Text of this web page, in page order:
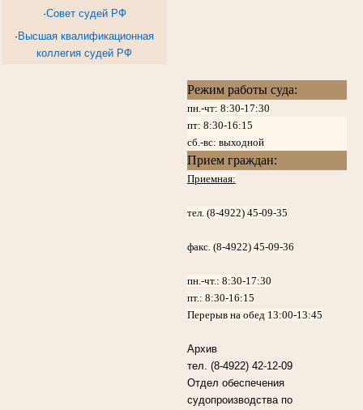
·Совет судей РФ
·Высшая квалификационная
коллегия судей РФ
Режим работы суда:
пн.-чт: 8:30-17:30
пт: 8:30-16:15
сб.-вс: выходной
Прием граждан:
Приемная:
тел. (8-4922) 45-09-35
факс. (8-4922) 45-09-36
пн.-чт.:8:30-17:30
пт.:8:30-16:15
Перерыв на обед 13:00-13:45
Архив
тел. (8-4922) 42-12-09
Отдел обеспечения
судопроизводства по